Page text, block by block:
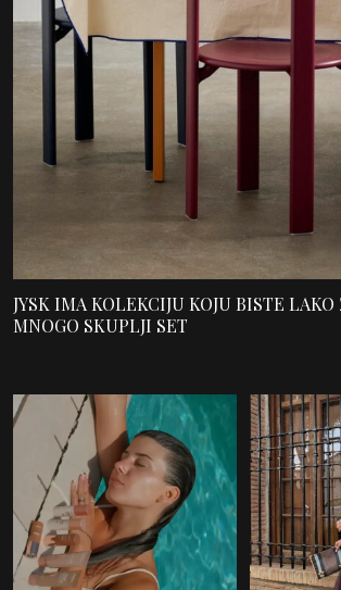
JYSK IMA KOLEKCIJU KOJU BISTE
MNOGO SKUPLJI SET